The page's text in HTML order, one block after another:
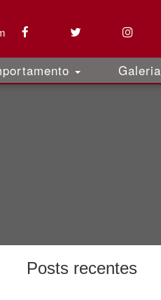
Galeria
Posts recentes